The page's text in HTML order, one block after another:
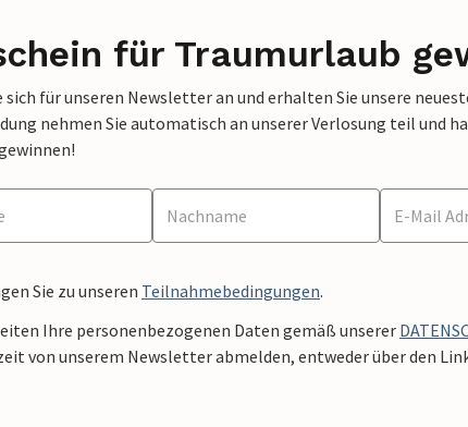
für Traumurlaub
sich für unseren Newsletter an und erhalten Sie unsere
nehmen Sie automatisch an unserer Verlosung teil und
Sie zu unseren Teilnahmebedingungen.
Ihre personenbezogenen Daten gemäß unserer
von unserem Newsletter abmelden, entweder über den